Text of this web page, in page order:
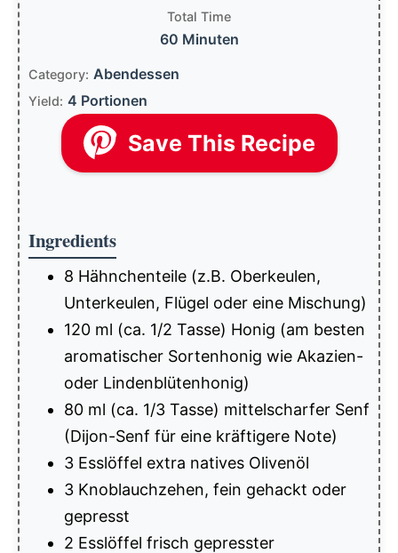
Total Time
60 Minuten
Category: Abendessen
Yield: 4 Portionen
Save This Recipe
Ingredients
8 Hähnchenteile (z.B. Oberkeulen,
Unterkeulen, Flügel oder eine Mischung)
120 ml (ca. 1/2 Tasse) Honig (am besten
aromatischer Sortenhonig wie Akazien-
oder Lindenblütenhonig)
80 ml (ca. 1/3 Tasse) mittelscharfer Senf
(Dijon-Senf für eine kräftigere Note)
3 Esslöffel extra natives Olivenöl
3 Knoblauchzehen, fein gehackt oder
gepresst
2 Esslöffel frisch gepresster